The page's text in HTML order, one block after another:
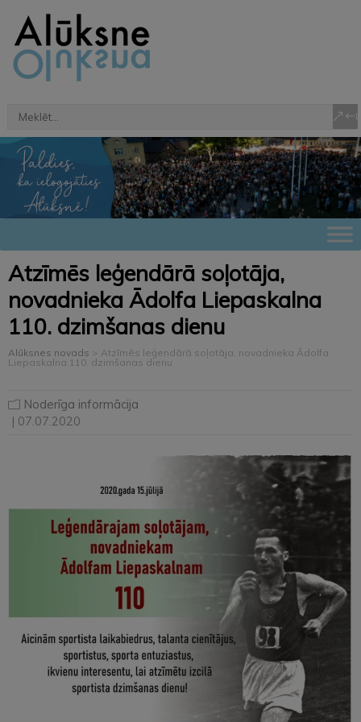
Atzīmēs leģendārā soļotāja,
novadnieka Ādolfa Liepaskalna
110. dzimšanas dienu
Alūksnes novads > Atzīmēs leģendārā soļotāja, novadnieka Ādolfa
Liepaskalna 110. dzimšanas dienu
Noderīga informācija
| 07.07.2020